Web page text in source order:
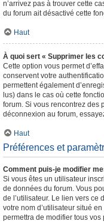
n’arrivez pas à trouver cette
du forum ait désactivé cette
Haut
À quoi sert « Supprimer les
Cette option vous permet
conservent votre
permettent également
lus) dans le cas où cette
forum. Si vous rencontrez des
déconnexion au forum,
Haut
Préférences et
Comment puis-je modifier
Si vous êtes un utilisateur
de données du forum. Vous
de l’utilisateur. Le lien vers ce
votre nom d’utilisateur situé
permettra de modifier tous